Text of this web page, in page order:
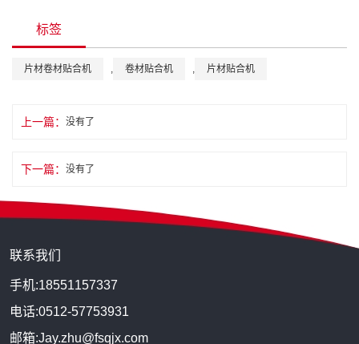
标签
片材卷材贴合机 , 卷材贴合机 , 片材贴合机
上一篇： 没有了
下一篇： 没有了
联系我们
手机:18551157337
电话:0512-57753931
邮箱:Jay.zhu@fsqjx.com